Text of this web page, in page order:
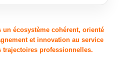
écosystème cohérent, orienté
et innovation au service
trajectoires professionnelles.